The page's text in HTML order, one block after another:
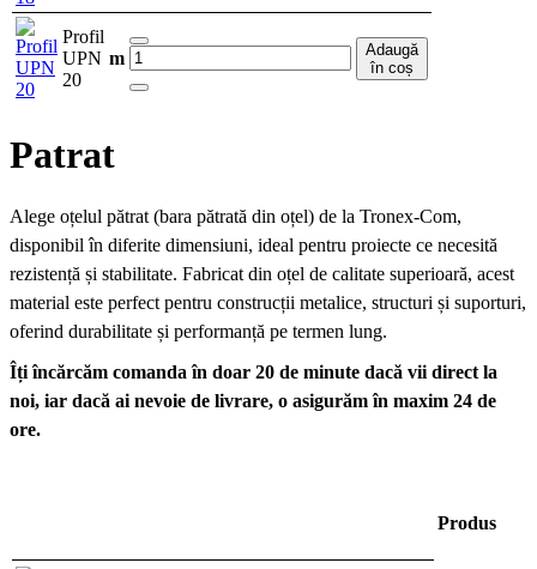
Profil
UPN
20
m
Adaugă
în coș
Patrat
Alege oțelul pătrat (bara pătrată din oțel) de la Tronex-Com,
disponibil în diferite dimensiuni, ideal pentru proiecte ce necesită
rezistență și stabilitate. Fabricat din oțel de calitate superioară, acest
material este perfect pentru construcții metalice, structuri și suporturi,
oferind durabilitate și performanță pe termen lung.
Îți încărcăm comanda în doar 20 de minute dacă vii direct la
noi, iar dacă ai nevoie de livrare, o asigurăm în maxim 24 de
ore.
Produs